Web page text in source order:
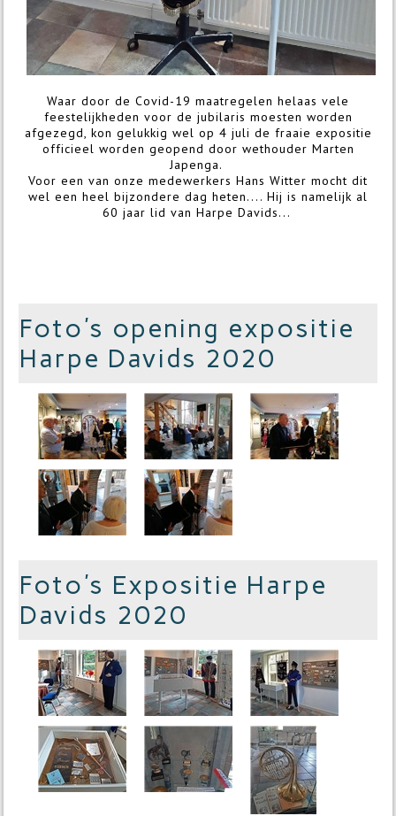
Waar door de Covid-19 maatregelen helaas vele
feestelijkheden voor de jubilaris moesten worden
afgezegd, kon gelukkig wel op 4 juli de fraaie expositie
officieel worden geopend door wethouder Marten
Japenga.
Voor een van onze medewerkers Hans Witter mocht dit
wel een heel bijzondere dag heten.... Hij is namelijk al
60 jaar lid van Harpe Davids...
Foto's opening expositie
Harpe Davids 2020
Foto's Expositie Harpe
Davids 2020